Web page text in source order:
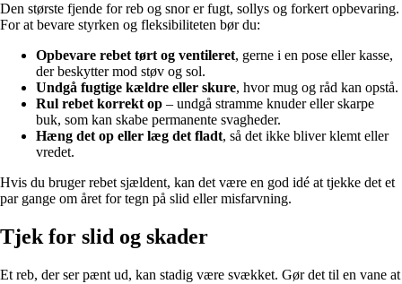
Den største fjende for reb og snor er fugt, sollys og forkert opbevaring.
For at bevare styrken og fleksibiliteten bør du:
Opbevare rebet tørt og ventileret, gerne i en pose eller kasse,
der beskytter mod støv og sol.
Undgå fugtige kældre eller skure, hvor mug og råd kan opstå.
Rul rebet korrekt op – undgå stramme knuder eller skarpe
buk, som kan skabe permanente svagheder.
Hæng det op eller læg det fladt, så det ikke bliver klemt eller
vredet.
Hvis du bruger rebet sjældent, kan det være en god idé at tjekke det et
par gange om året for tegn på slid eller misfarvning.
Tjek for slid og skader
Et reb, der ser pænt ud, kan stadig være svækket. Gør det til en vane at